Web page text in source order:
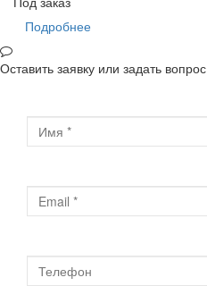
Подробнее
Оставить заявку или задать вопрос